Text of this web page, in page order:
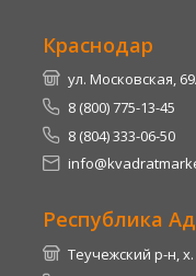
Краснодар
ул. Московская,
8 (800) 775-13-45
8 (804) 333-06-50
Республика
Теучежский р-н,